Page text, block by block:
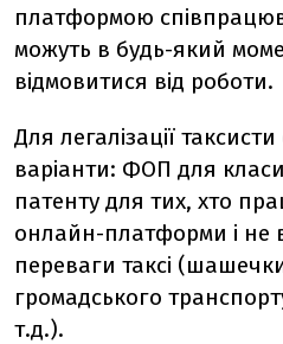
платформою
можуть в будь-який
відмовитися від роботи.
Для легалізації
варіанти: ФОП для
патенту для тих, хто
онлайн-платформи і не
переваги таксі
громадського
т.д.).